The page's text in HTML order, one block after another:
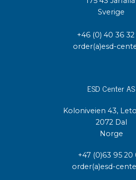
Sverige
+46 (0) 40 36
order(a)esd-
ESD Center AS
Koloniveien 43,
2072 Dal
Norge
+47 (0)63 95 20
order(a)esd-